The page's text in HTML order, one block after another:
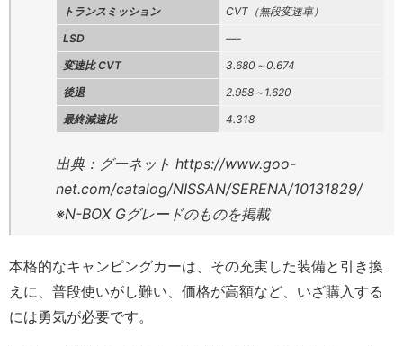
トランスミッション
CVT（無段変速車）
LSD
—-
変速比 CVT
3.680～0.674
後退
2.958～1.620
最終減速比
4.318
出典：グーネット https://www.goo-
net.com/catalog/NISSAN/SERENA/10131829/
※N-BOX Gグレードのものを掲載
本格的なキャンピングカーは、その充実した装備と引き換
えに、普段使いがし難い、価格が高額など、いざ購入する
には勇気が必要です。